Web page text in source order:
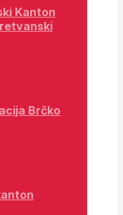
Kanton
Brčko